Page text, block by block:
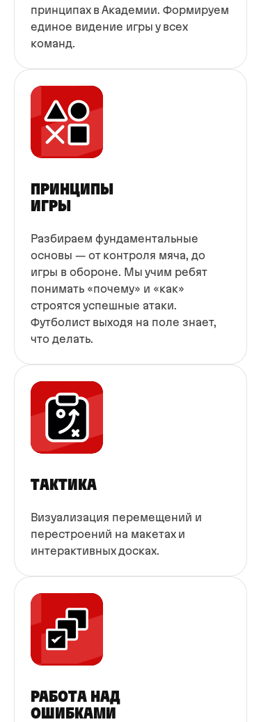
принципах в Академии. Формируем
единое видение игры у всех
команд.
ПРИНЦИПЫ
ИГРЫ
Разбираем фундаментальные
основы — от контроля мяча, до
игры в обороне. Мы учим ребят
понимать «почему» и «как»
строятся успешные атаки.
Футболист выходя на поле знает,
что делать.
ТАКТИКА
Визуализация перемещений и
перестроений на макетах и
интерактивных досках.
РАБОТА НАД
ОШИБКАМИ